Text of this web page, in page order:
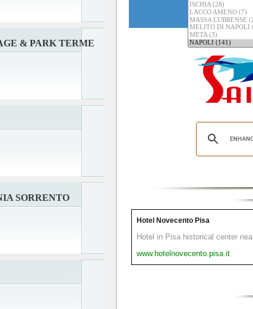
& PARK TERME
SORRENTO
Hotel Novecento Pisa
Hotel in Pisa historical center
www.hotelnovecento.pisa.it